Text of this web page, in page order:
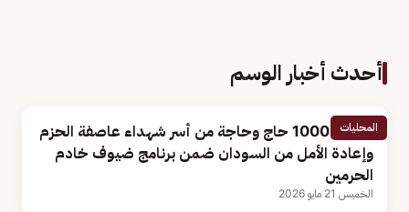
أحدث أخبار الوسم
المحليات
وصول 1000 حاج وحاجة من أسر شهداء عاصفة الحزم
وإعادة الأمل من السودان ضمن برنامج ضيوف خادم
الحرمين
الخميس 21 مايو 2026